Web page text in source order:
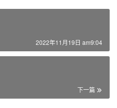
2022年11月19日 am9:04
下一篇